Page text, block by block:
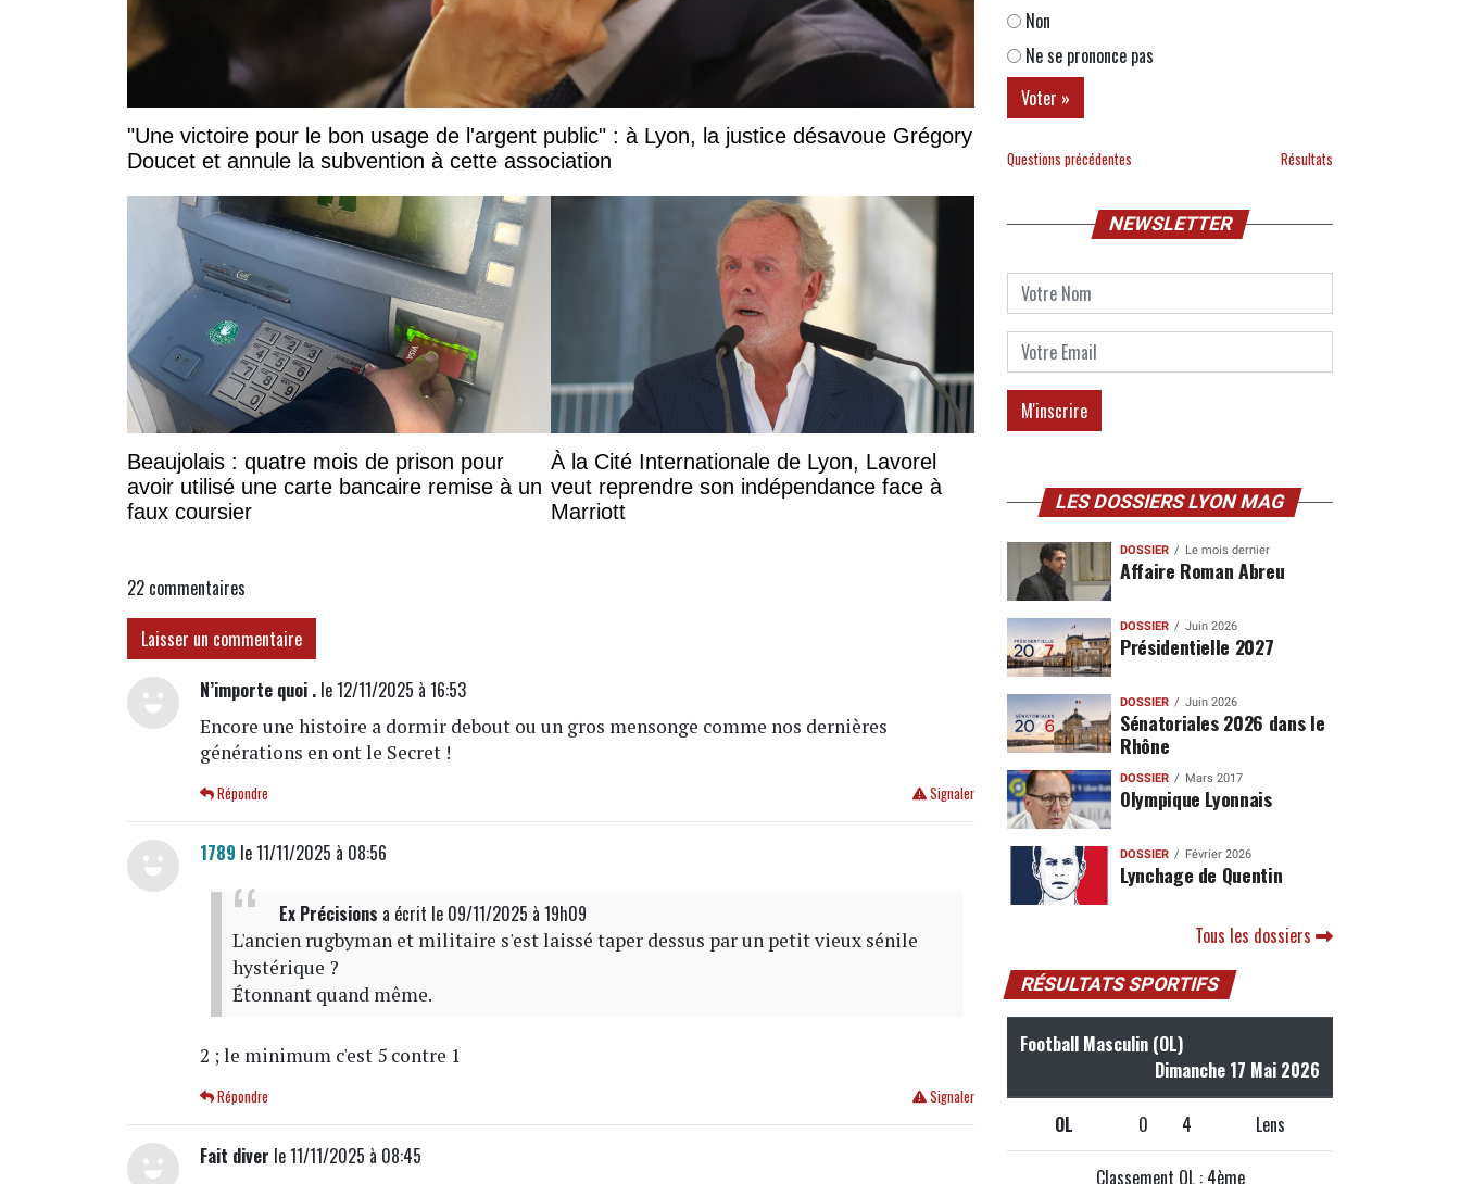
"Une victoire pour le bon usage de l'argent public" : à Lyon, la justice désavoue Grégory
Doucet et annule la subvention à cette association
Beaujolais : quatre mois de prison pour
avoir utilisé une carte bancaire remise à un
faux coursier
À la Cité Internationale de Lyon, Lavorel
veut reprendre son indépendance face à
Marriott
22 commentaires
Laisser un commentaire
N’importe quoi . le 12/11/2025 à 16:53
Encore une histoire a dormir debout ou un gros mensonge comme nos dernières
générations en ont le Secret !
Signaler
Répondre
1789 le 11/11/2025 à 08:56
Ex Précisions a écrit le 09/11/2025 à 19h09
L'ancien rugbyman et militaire s'est laissé taper dessus par un petit vieux sénile
hystérique ?
Étonnant quand même.
2 ; le minimum c'est 5 contre 1
Signaler
Répondre
Fait diver le 11/11/2025 à 08:45
Non
Ne se prononce pas
Questions précédentes Résultats
NEWSLETTER
LES DOSSIERS LYON MAG
DOSSIER Le mois dernier
Affaire Roman Abreu
DOSSIER Juin 2026
Présidentielle 2027
DOSSIER Juin 2026
Sénatoriales 2026 dans le
Rhône
DOSSIER Mars 2017
Olympique Lyonnais
DOSSIER Février 2026
Lynchage de Quentin
Tous les dossiers
RÉSULTATS SPORTIFS
Football Masculin (OL)
Dimanche 17 Mai 2026
OL 0 4 Lens
Classement OL : 4ème